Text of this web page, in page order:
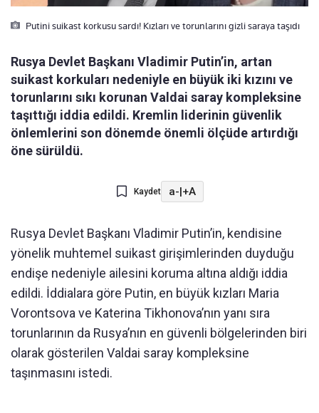
Putini suikast korkusu sardı! Kızları ve torunlarını gizli saraya taşıdı
Rusya Devlet Başkanı Vladimir Putin’in, artan
suikast korkuları nedeniyle en büyük iki kızını ve
torunlarını sıkı korunan Valdai saray kompleksine
taşıttığı iddia edildi. Kremlin liderinin güvenlik
önlemlerini son dönemde önemli ölçüde artırdığı
öne sürüldü.
Kaydet a-|+A
Rusya Devlet Başkanı Vladimir Putin’in, kendisine
yönelik muhtemel suikast girişimlerinden duyduğu
endişe nedeniyle ailesini koruma altına aldığı iddia
edildi. İddialara göre Putin, en büyük kızları Maria
Vorontsova ve Katerina Tikhonova’nın yanı sıra
torunlarının da Rusya’nın en güvenli bölgelerinden biri
olarak gösterilen Valdai saray kompleksine
taşınmasını istedi.